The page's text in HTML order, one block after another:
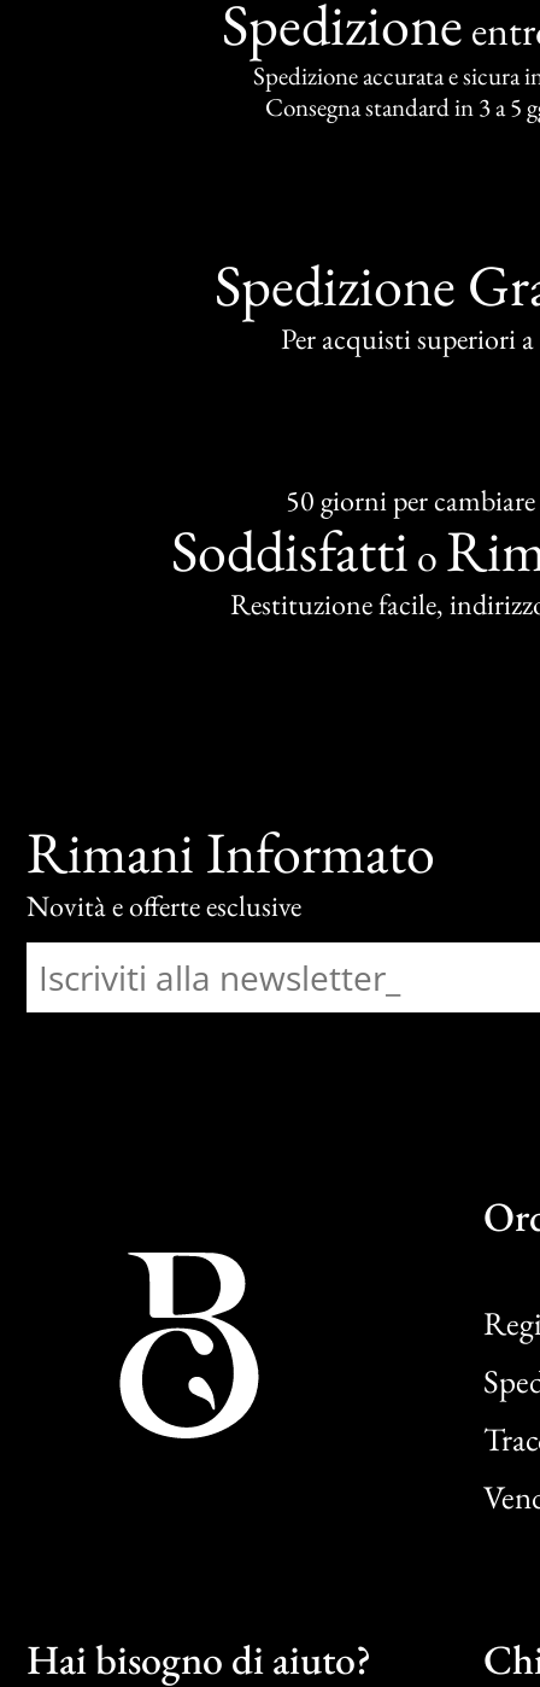
Spedizione
Spedizione accurata e sicura
Consegna standard in 3 a 5
Spedizione
Per acquisti superiori
50 giorni per cambiare
Soddisfatti o
Restituzione facile,
Rimani Informato
Novità e offerte esclusive
Hai bisogno di aiuto?